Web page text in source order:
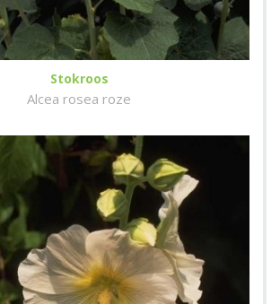
Stokroos
Alcea rosea roze